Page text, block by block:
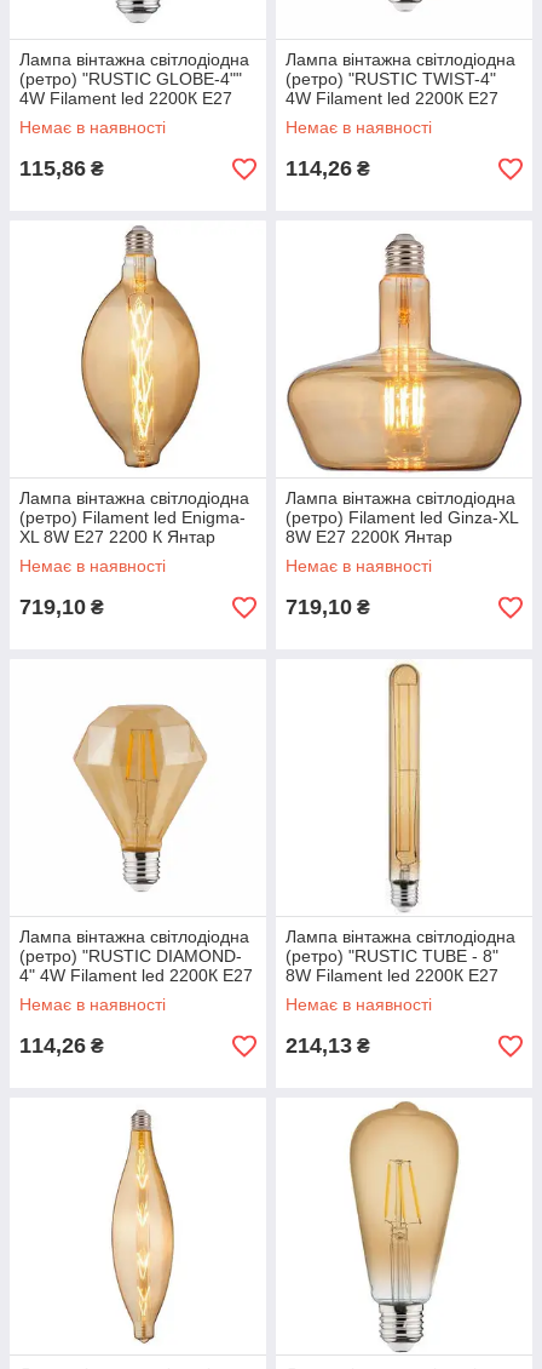
Лампа вінтажна світлодіодна
(ретро) "RUSTIC GLOBE-4""
4W Filament led 2200К E27
Немає в наявності
115,86 ₴
Лампа вінтажна світлодіодна
(ретро) "RUSTIC TWIST-4"
4W Filament led 2200К E27
Немає в наявності
114,26 ₴
Лампа вінтажна світлодіодна
(ретро) Filament led Enigma-
XL 8W E27 2200 К Янтар
Немає в наявності
719,10 ₴
Лампа вінтажна світлодіодна
(ретро) Filament led Ginza-XL
8W Е27 2200К Янтар
Немає в наявності
719,10 ₴
Лампа вінтажна світлодіодна
(ретро) "RUSTIC DIAMOND-
4" 4W Filament led 2200К E27
Немає в наявності
114,26 ₴
Лампа вінтажна світлодіодна
(ретро) "RUSTIC TUBE - 8"
8W Filament led 2200К E27
Немає в наявності
214,13 ₴